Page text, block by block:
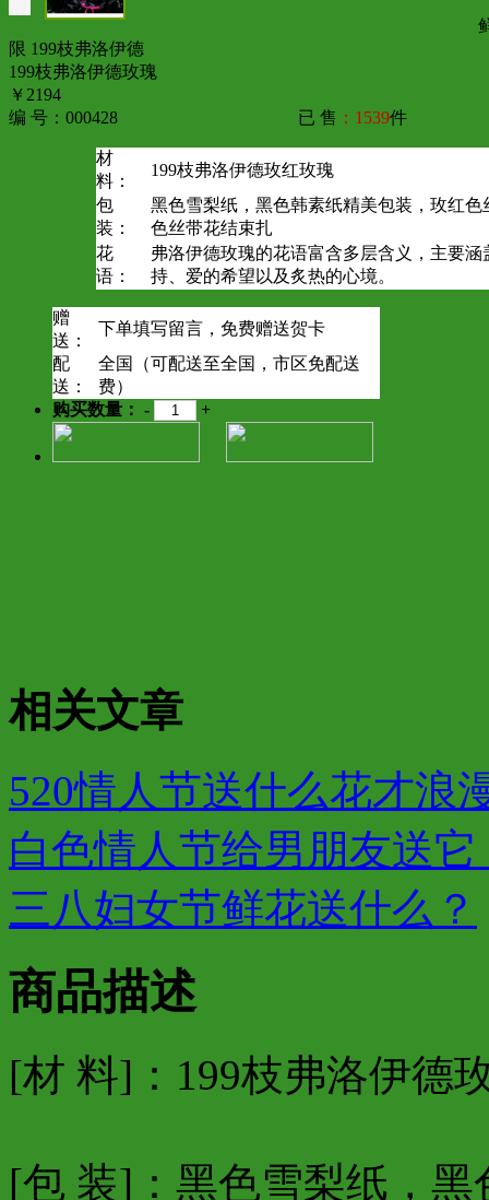
限 199枝弗洛伊德
199枝弗洛伊德玫瑰
￥2194
编 号：000428
已 售 ：1539件
材
料：
199枝弗洛伊德玫红玫瑰
包
装：
黑色雪梨纸，黑色韩素纸精美包装，玫红色
色丝带花结束扎
花
语：
弗洛伊德玫瑰的花语富含多层含义，主要
持、爱的希望以及炙热的心境。
赠
送：
下单填写留言，免费赠送贺卡
配
送：
全国（可配送至全国，市区免配送
费）
购买数量： - +
相关文章
520情人节送什么花才浪
白色情人节给男朋友送
三八妇女节鲜花送什么？
商品描述
[材 料]：199枝弗洛伊德
[包 装]：黑色雪梨纸，